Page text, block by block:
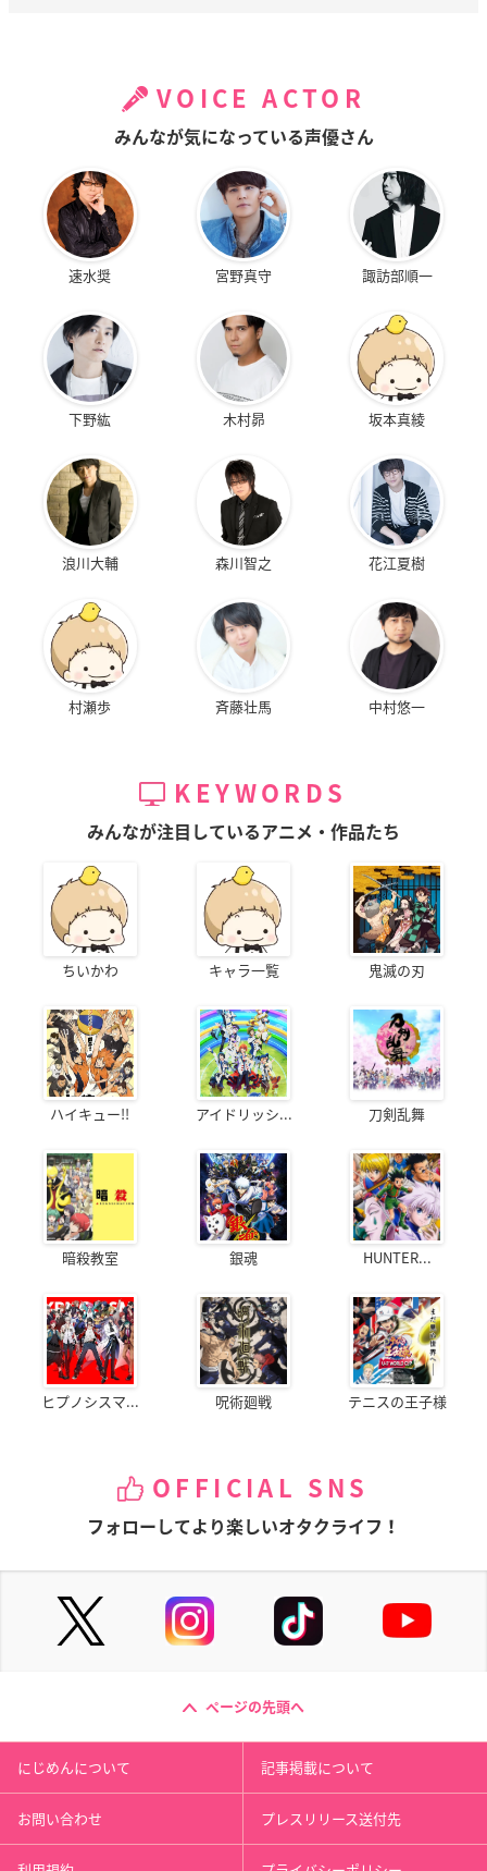
VOICE ACTOR
みんなが気になっている声優さん
速水奨 宮野真守 諏訪部順一
下野紘 木村昴 坂本真綾
浪川大輔 森川智之 花江夏樹
村瀬歩 斉藤壮馬 中村悠一
KEYWORDS
みんなが注目しているアニメ・作品たち
ちいかわ キャラ一覧 鬼滅の刃
ハイキュー!! アイドリッシ... 刀剣乱舞
暗殺教室 銀魂 HUNTER...
ヒプノシスマ... 呪術廻戦 テニスの王子様
OFFICIAL SNS
フォローしてより楽しいオタクライフ！
ページの先頭へ
にじめんについて 記事掲載について
お問い合わせ プレスリリース送付先